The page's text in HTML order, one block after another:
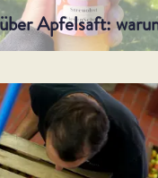
Apfelsaft:
dazugehört
mit Bodensatz ist
Frucht. Warum klarer Saft oft
wird und unserer nicht.